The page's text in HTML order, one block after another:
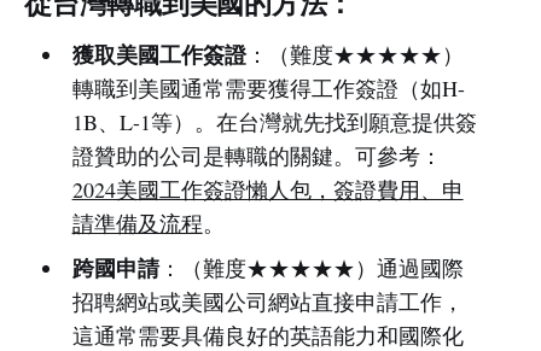
獲取美國工作簽證：（難度★★★★★）
轉職到美國通常需要獲得工作簽證（如H-
1B、L-1等）。在台灣就先找到願意提供簽
證贊助的公司是轉職的關鍵。可參考：
2024美國工作簽證懶人包，簽證費用、申
請準備及流程。
跨國申請：（難度★★★★★）通過國際
招聘網站或美國公司網站直接申請工作，
這通常需要具備良好的英語能力和國際化